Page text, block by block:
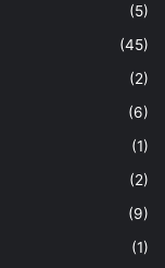
(5)
(45)
(2)
(6)
(1)
(2)
(9)
(1)